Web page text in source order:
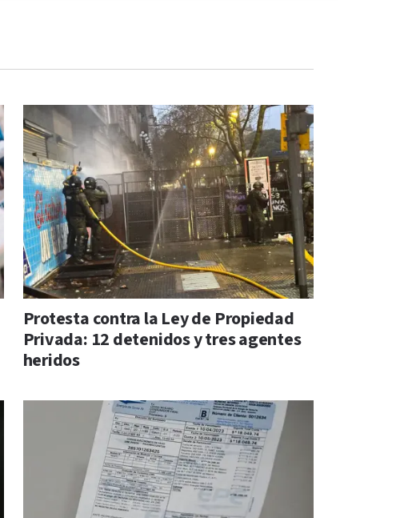
Protesta contra la Ley de Propiedad
Privada: 12 detenidos y tres agentes
heridos